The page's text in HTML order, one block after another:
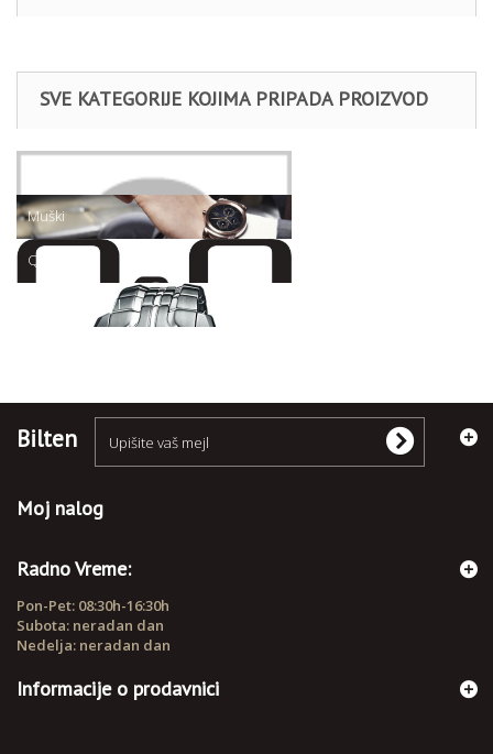
SVE KATEGORIJE KOJIMA PRIPADA PROIZVOD
Muški
Q&Q
RUČNI SATOVI
Bilten
Moj nalog
Radno Vreme:
Pon-Pet: 08:30h-16:30h
Subota: neradan dan
Nedelja: neradan dan
Informacije o prodavnici